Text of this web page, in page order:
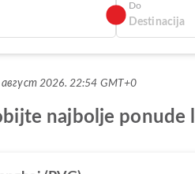
Do
август 2026. 22:54 GMT+0
najbolje ponude